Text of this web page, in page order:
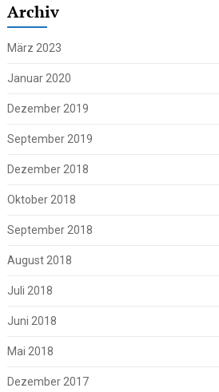
Archiv
März 2023
Januar 2020
Dezember 2019
September 2019
Dezember 2018
Oktober 2018
September 2018
August 2018
Juli 2018
Juni 2018
Mai 2018
Dezember 2017